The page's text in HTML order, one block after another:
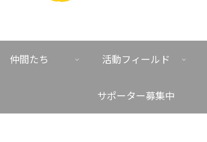
仲間たち 活動フィールド
サポーター募集中